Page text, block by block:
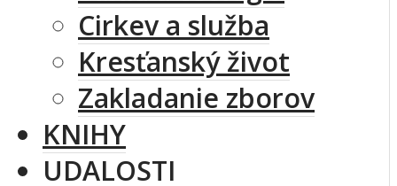
Cirkev a služba
Kresťanský život
Zakladanie zborov
KNIHY
UDALOSTI